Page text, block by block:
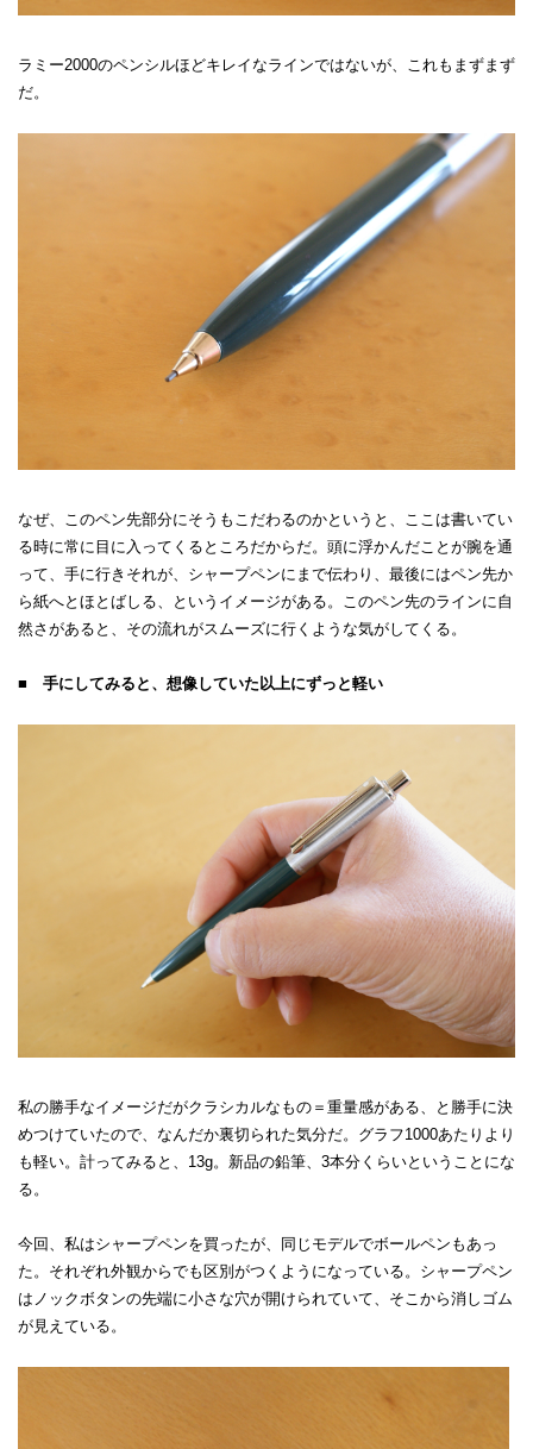
ラミー2000のペンシルほどキレイなラインではないが、これもまずまず
だ。
なぜ、このペン先部分にそうもこだわるのかというと、ここは書いてい
る時に常に目に入ってくるところだからだ。頭に浮かんだことが腕を通
って、手に行きそれが、シャープペンにまで伝わり、最後にはペン先か
ら紙へとほとばしる、というイメージがある。このペン先のラインに自
然さがあると、その流れがスムーズに行くような気がしてくる。
■ 手にしてみると、想像していた以上にずっと軽い
私の勝手なイメージだがクラシカルなもの＝重量感がある、と勝手に決
めつけていたので、なんだか裏切られた気分だ。グラフ1000あたりより
も軽い。計ってみると、13g。新品の鉛筆、3本分くらいということにな
る。
今回、私はシャープペンを買ったが、同じモデルでボールペンもあっ
た。それぞれ外観からでも区別がつくようになっている。シャープペン
はノックボタンの先端に小さな穴が開けられていて、そこから消しゴム
が見えている。